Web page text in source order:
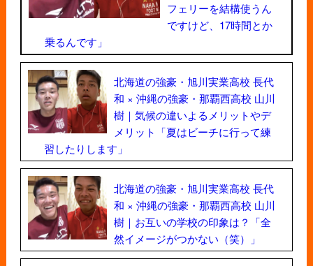
フェリーを結構使うん
ですけど、17時間とか
乗るんです」
北海道の強豪・旭川実業高校 長代
和 × 沖縄の強豪・那覇西高校 山川
樹｜気候の違いよるメリットやデ
メリット「夏はビーチに行って練
習したりします」
北海道の強豪・旭川実業高校 長代
和 × 沖縄の強豪・那覇西高校 山川
樹｜お互いの学校の印象は？「全
然イメージがつかない（笑）」